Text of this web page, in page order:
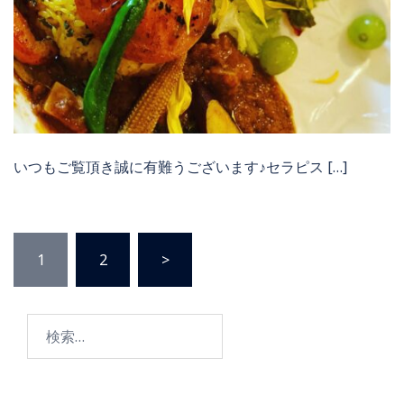
いつもご覧頂き誠に有難うございます♪セラピス […]
投
稿
の
1 2 >